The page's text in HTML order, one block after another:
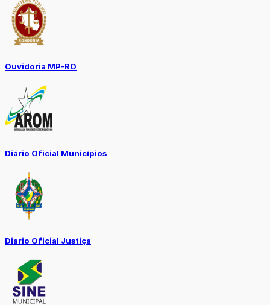
Ouvidoria MP-RO
Diário Oficial Municípios
Diario Oficial Justiça